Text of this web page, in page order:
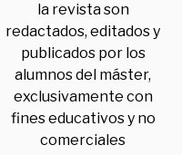
la revista son
redactados, editados y
publicados por los
alumnos del máster,
exclusivamente con
fines educativos y no
comerciales